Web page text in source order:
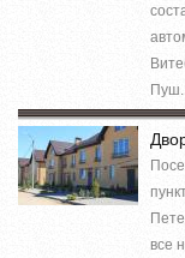
Пуш...
все